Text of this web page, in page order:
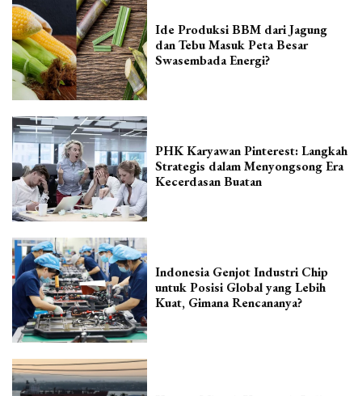
Ide Produksi BBM dari Jagung
dan Tebu Masuk Peta Besar
Swasembada Energi?
PHK Karyawan Pinterest: Langkah
Strategis dalam Menyongsong Era
Kecerdasan Buatan
Indonesia Genjot Industri Chip
untuk Posisi Global yang Lebih
Kuat, Gimana Rencananya?